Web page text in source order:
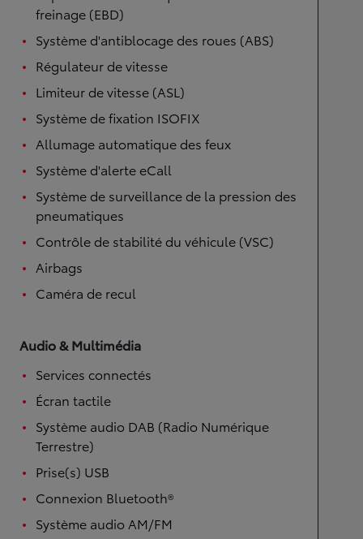
freinage (EBD)
Système d'antiblocage des roues (ABS)
Régulateur de vitesse
Limiteur de vitesse (ASL)
Système de fixation ISOFIX
Allumage automatique des feux
Système d'alerte eCall
Système de surveillance de la pression des
pneumatiques
Contrôle de stabilité du véhicule (VSC)
Airbags
Caméra de recul
Audio & Multimédia
Services connectés
Écran tactile
Système audio DAB (Radio Numérique
Terrestre)
Prise(s) USB
Connexion Bluetooth®
Système audio AM/FM